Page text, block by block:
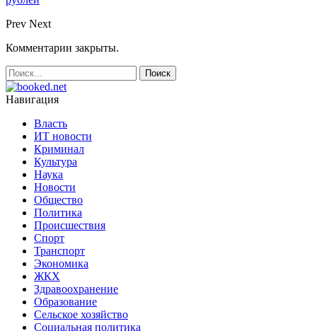
Prev Next
Комментарии закрыты.
Навигация
Власть
ИТ новости
Криминал
Культура
Наука
Новости
Общество
Политика
Происшествия
Спорт
Транспорт
Экономика
ЖКХ
Здравоохранение
Образование
Сельское хозяйство
Социальная политика